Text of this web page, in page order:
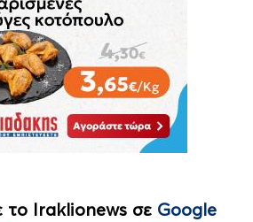
το Iraklionews σε Google